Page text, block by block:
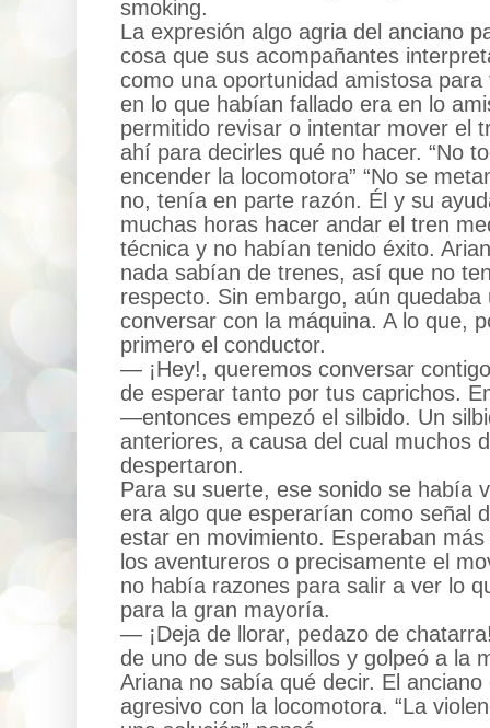
smoking.
La expresión algo agria del anciano
cosa que sus acompañantes
como una oportunidad amistosa
en lo que habían fallado era en lo
permitido revisar o intentar mover el
ahí para decirles qué no hacer. “No
encender la locomotora” “No se
no, tenía en parte razón. Él y su
muchas horas hacer andar el tren
técnica y no habían tenido éxito.
nada sabían de trenes, así que no
respecto. Sin embargo, aún
conversar con la máquina. A lo que,
primero el conductor.
— ¡Hey!, queremos conversar
de esperar tanto por tus caprichos.
—entonces empezó el silbido. Un
anteriores, a causa del cual muchos
despertaron.
Para su suerte, ese sonido se había
era algo que esperarían como señal
estar en movimiento. Esperaban
los aventureros o precisamente el
no había razones para salir a ver lo
para la gran mayoría.
— ¡Deja de llorar, pedazo de
de uno de sus bolsillos y golpeó a la
Ariana no sabía qué decir. El
agresivo con la locomotora. “La